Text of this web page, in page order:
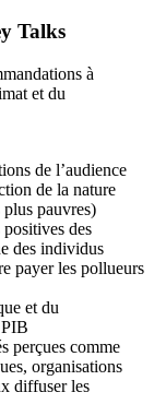
Talks
à
et du
de l’audience
de la nature
pauvres)
des
des individus
payer les pollueurs
et du
perçues comme
organisations
diffuser les